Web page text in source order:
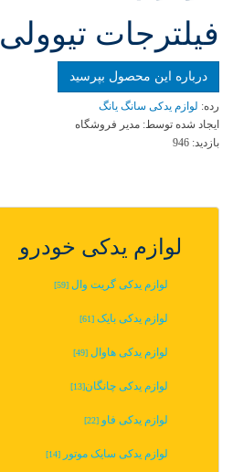
فیلترجات تیوولی
درباره این محصول بپرسید
رده: لوازم یدکی سانگ یانگ
ایجاد شده توسط: مدیر فروشگاه
بازدید: 946
لوازم یدکی خودرو
لوازم یدکی گریت وال [59]
لوازم یدکی بایک [61]
لوازم یدکی هاوال [49]
لوازم یدکی چانگان‬‎[13]
لوازم یدکی فاو [22]
لوازم یدکی سایک موتور [14]